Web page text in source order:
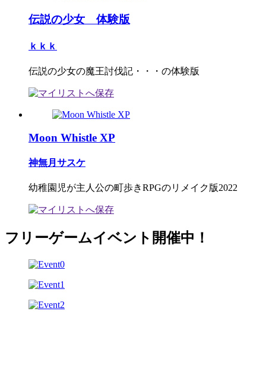
伝説の少女 体験版
ｋｋｋ
伝説の少女の魔王討伐記・・・の体験版
Moon Whistle XP
神無月サスケ
幼稚園児が主人公の町歩きRPGのリメイク版2022
フリーゲームイベント開催中！